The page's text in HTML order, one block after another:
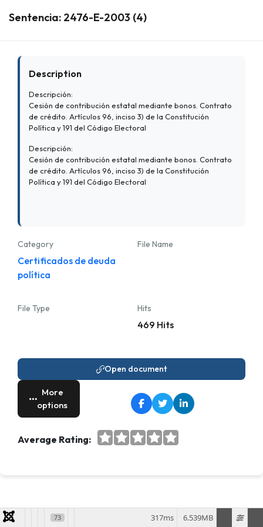
Sentencia: 2476-E-2003 (4)
Description
Descripción:
Cesión de contribución estatal mediante bonos. Contrato
de crédito. Artículos 96, inciso 3) de la Constitución
Política y 191 del Código Electoral
Descripción:
Cesión de contribución estatal mediante bonos. Contrato
de crédito. Artículos 96, inciso 3) de la Constitución
Política y 191 del Código Electoral
Category
Certificados de deuda
política
File Name
File Type Hits
469 Hits
Open document
More
options
Average Rating:
73 6.539MB
317ms